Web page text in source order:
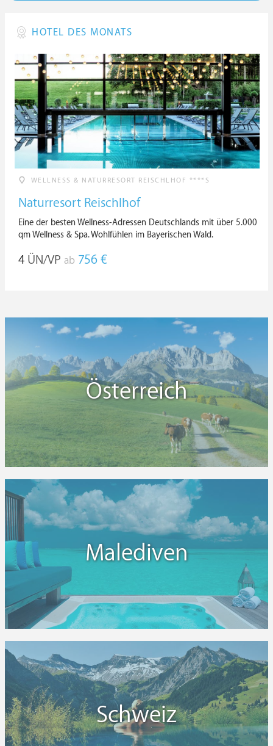
HOTEL DES MONATS
WELLNESS & NATURRESORT REISCHLHOF ****S
Naturresort Reischlhof
Eine der besten Wellness-Adressen Deutschlands mit über 5.000
qm Wellness & Spa. Wohlfühlen im Bayerischen Wald.
4 ÜN/VP ab 756 €
Österreich
Malediven
Schweiz